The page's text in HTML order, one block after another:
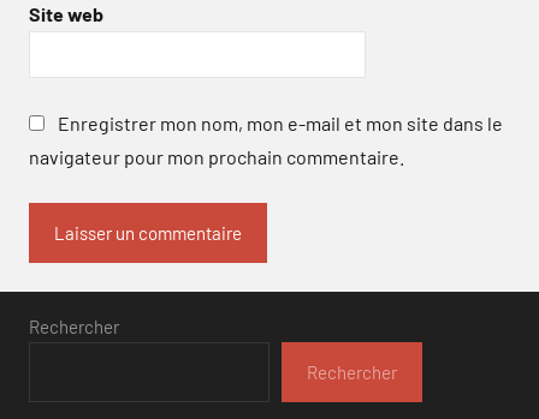
Site web
Enregistrer mon nom, mon e-mail et mon site dans le
navigateur pour mon prochain commentaire.
Rechercher
Rechercher